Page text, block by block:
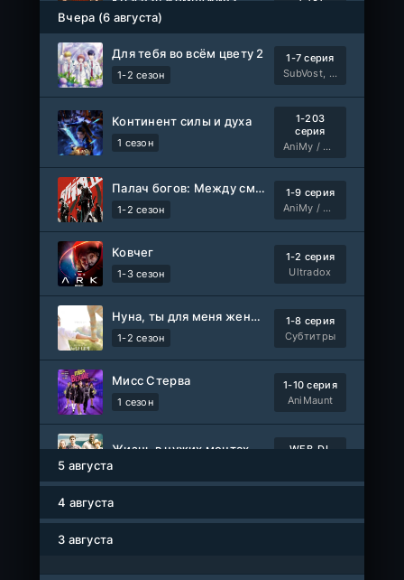
1 сезон
Древние пришельцы
1-8 серия
Влад Дорф
1-5 сезон
1-8 серия
ColdFilm
Правила моей кухни
1-15 сезон
1-9 серия
Влад Дорф
Ленин
Фильм
Telecine
KimchiTV
Счастливы ли мы?
Фильм
WEB-Rip
Синема УС
Любовь на розлив
Фильм
WEB-Rip
@MUZOBOZ@
Фильм
Наши счастливые дни
1-92
Вчера (6 августа)
Для тебя во всём цвету 2
1-2 сезон
1-7 серия
SubVost, Манипулятор
Континент силы и духа
1 сезон
1-203
серия
AniMy / RuChiMe
Палач богов: Между смертным и божественным царством 2
1-2 сезон
1-9 серия
AniMy / RuChiMe
Ковчег
1-3 сезон
1-2 серия
Ultradox
Нуна, ты для меня женщина 2
1-2 сезон
1-8 серия
Субтитры
Мисс Стерва
1 сезон
1-10 серия
AniMaunt
Жизнь в чужих мечтах
Фильм
WEB-DL
серия
5 августа
4 августа
3 августа